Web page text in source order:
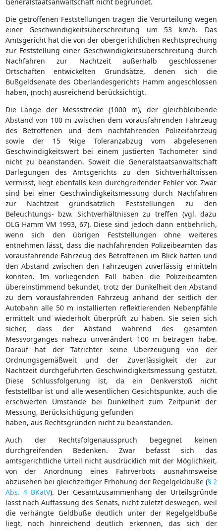
Die getroffenen Feststellungen tragen die Verurteilung wegen
einer Geschwindigkeitsüberschreitung um 53 km/h. Das
Amtsgericht hat die von der obergerichtlichen Rechtsprechung
zur Feststellung einer Geschwindigkeitsüberschreitung durch
Nachfahren zur Nachtzeit außerhalb geschlossener
Ortschaften entwickelten Grundsätze, denen sich die
Bußgeldsenate des Oberlandesgerichts Hamm angeschlossen
haben, (noch) ausreichend berücksichtigt.
Die Länge der Messstrecke (1000 m), der gleichbleibende
Abstand von 100 m zwischen dem vorausfahrenden Fahrzeug
des Betroffenen und dem nachfahrenden Polizeifahrzeug
sowie der 15 %ige Toleranzabzug vom abgelesenen
Geschwindigkeitswert bei einem justierten Tachometer sind
nicht zu beanstanden. Soweit die Generalstaatsanwaltschaft
Darlegungen des Amtsgerichts zu den Sichtverhältnissen
vermisst, liegt ebenfalls kein durchgreifender Fehler vor. Zwar
sind bei einer Geschwindigkeitsmessung durch Nachfahren
zur Nachtzeit grundsätzlich Feststellungen zu den
Beleuchtungs- bzw. Sichtverhältnissen zu treffen (vgl. dazu
OLG Hamm VM 1993, 67). Diese sind jedoch dann entbehrlich,
wenn sich den übrigen Feststellungen ohne weiteres
entnehmen lässt, dass die nachfahrenden Polizeibeamten das
vorausfahrende Fahrzeug des Betroffenen im Blick hatten und
den Abstand zwischen den Fahrzeugen zuverlässig ermitteln
konnten. Im vorliegenden Fall haben die Polizeibeamten
übereinstimmend bekundet, trotz der Dunkelheit den Abstand
zu dem vorausfahrenden Fahrzeug anhand der seitlich der
Autobahn alle 50 m installierten reflektierenden Nebenpfähle
ermittelt und wiederholt überprüft zu haben. Sie seien sich
sicher, dass der Abstand während des gesamten
Messvorganges nahezu unverändert 100 m betragen habe.
Darauf hat der Tatrichter seine Überzeugung von der
Ordnungsgemäßweit und der Zuverlässigkeit der zur
Nachtzeit durchgeführten Geschwindigkeitsmessung gestützt.
Diese Schlussfolgerung ist, da ein Denkverstoß nicht
feststellbar ist und alle wesentlichen Gesichtspunkte, auch die
erschwerten Umstände bei Dunkelheit zum Zeitpunkt der
Messung, Berücksichtigung gefunden
haben, aus Rechtsgründen nicht zu beanstanden.
Auch der Rechtsfolgenausspruch begegnet keinen
durchgreifenden Bedenken. Zwar befasst sich das
amtsgerichtliche Urteil nicht ausdrücklich mit der Möglichkeit,
von der Anordnung eines Fahrverbots ausnahmsweise
abzusehen bei gleichzeitiger Erhöhung der Regelgeldbuße (§ 2
Abs. 4 BKatV). Der Gesamtzusammenhang der Urteilsgründe
lässt nach Auffassung des Senats, nicht zuletzt deswegen, weil
die verhängte Geldbuße deutlich unter der Regelgeldbuße
liegt, noch hinreichend deutlich erkennen, das sich der